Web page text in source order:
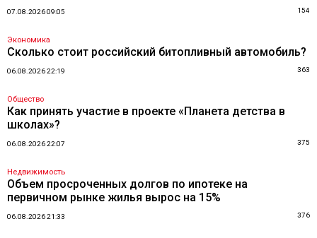
07.08.2026 09:05 154
Экономика
Сколько стоит российский битопливный автомобиль?
06.08.2026 22:19 363
Общество
Как принять участие в проекте «Планета детства в
школах»?
06.08.2026 22:07 375
Недвижимость
Объем просроченных долгов по ипотеке на
первичном рынке жилья вырос на 15%
06.08.2026 21:33 376